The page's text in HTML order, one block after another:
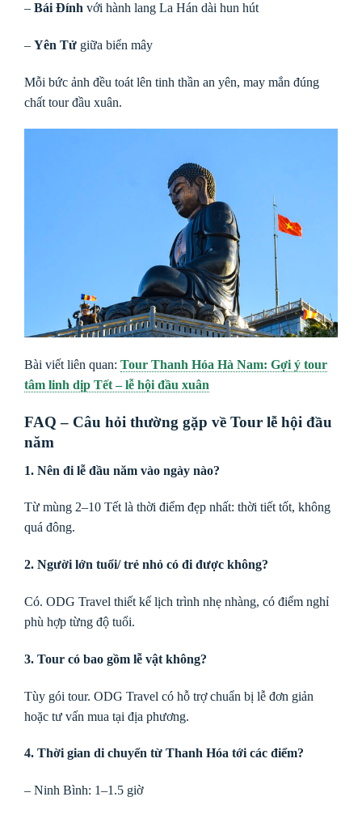
– Bái Đính với hành lang La Hán dài hun hút
– Yên Tử giữa biển mây
Mỗi bức ảnh đều toát lên tinh thần an yên, may mắn đúng
chất tour đầu xuân.
Bài viết liên quan: Tour Thanh Hóa Hà Nam: Gợi ý tour
tâm linh dịp Tết – lễ hội đầu xuân
FAQ – Câu hỏi thường gặp về Tour lễ hội đầu
năm
1. Nên đi lễ đầu năm vào ngày nào?
Từ mùng 2–10 Tết là thời điểm đẹp nhất: thời tiết tốt, không
quá đông.
2. Người lớn tuổi/ trẻ nhỏ có đi được không?
Có. ODG Travel thiết kế lịch trình nhẹ nhàng, có điểm nghỉ
phù hợp từng độ tuổi.
3. Tour có bao gồm lễ vật không?
Tùy gói tour. ODG Travel có hỗ trợ chuẩn bị lễ đơn giản
hoặc tư vấn mua tại địa phương.
4. Thời gian di chuyển từ Thanh Hóa tới các điểm?
– Ninh Bình: 1–1.5 giờ